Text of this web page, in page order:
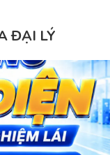
ĐẠI LÝ